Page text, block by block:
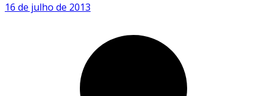
16 de julho de 2013